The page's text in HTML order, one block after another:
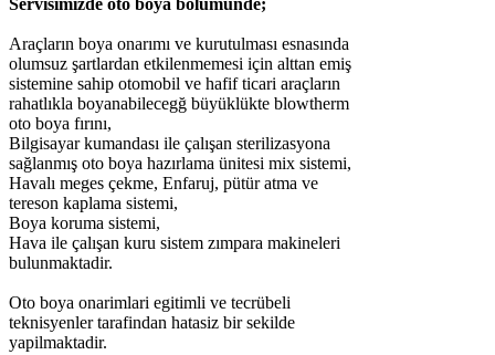
Servisimizde oto boya bölümünde;
Araçların boya onarımı ve kurutulması esnasında
olumsuz şartlardan etkilenmemesi için alttan emiş
sistemine sahip otomobil ve hafif ticari araçların
rahatlıkla boyanabilecegğ büyüklükte blowtherm
oto boya fırını,
Bilgisayar kumandası ile çalışan sterilizasyona
sağlanmış oto boya hazırlama ünitesi mix sistemi,
Havalı meges çekme, Enfaruj, pütür atma ve
tereson kaplama sistemi,
Boya koruma sistemi,
Hava ile çalışan kuru sistem zımpara makineleri
bulunmaktadir.
Oto boya onarimlari egitimli ve tecrübeli
teknisyenler tarafindan hatasiz bir sekilde
yapilmaktadir.